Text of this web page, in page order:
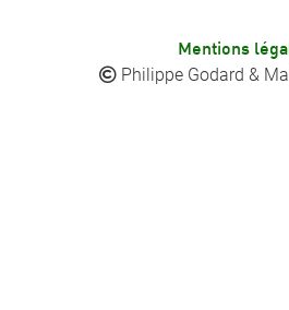
Mentions
Philippe Godard &